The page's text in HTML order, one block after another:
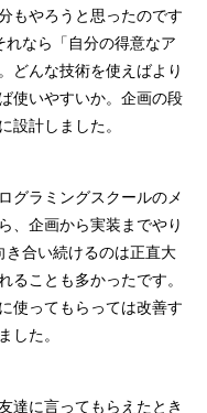
もやろうと思ったのです
なら「自分の得意なア
どんな技術を使えばより
使いやすいか。企画の段
設計しました。
グラミングスクールのメ
、企画から実装までやり
合い続けるのは正直大
ることも多かったです。
使ってもらっては改善す
した。
達に言ってもらえたとき